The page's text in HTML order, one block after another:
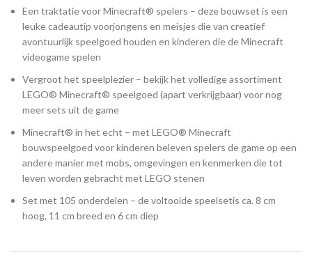
Een traktatie voor Minecraft® spelers – deze bouwset is een
leuke cadeautip voorjongens en meisjes die van creatief
avontuurlijk speelgoed houden en kinderen die de Minecraft
videogame spelen
Vergroot het speelplezier – bekijk het volledige assortiment
LEGO® Minecraft® speelgoed (apart verkrijgbaar) voor nog
meer sets uit de game
Minecraft® in het echt – met LEGO® Minecraft
bouwspeelgoed voor kinderen beleven spelers de game op een
andere manier met mobs, omgevingen en kenmerken die tot
leven worden gebracht met LEGO stenen
Set met 105 onderdelen – de voltooide speelsetis ca. 8 cm
hoog, 11 cm breed en 6 cm diep